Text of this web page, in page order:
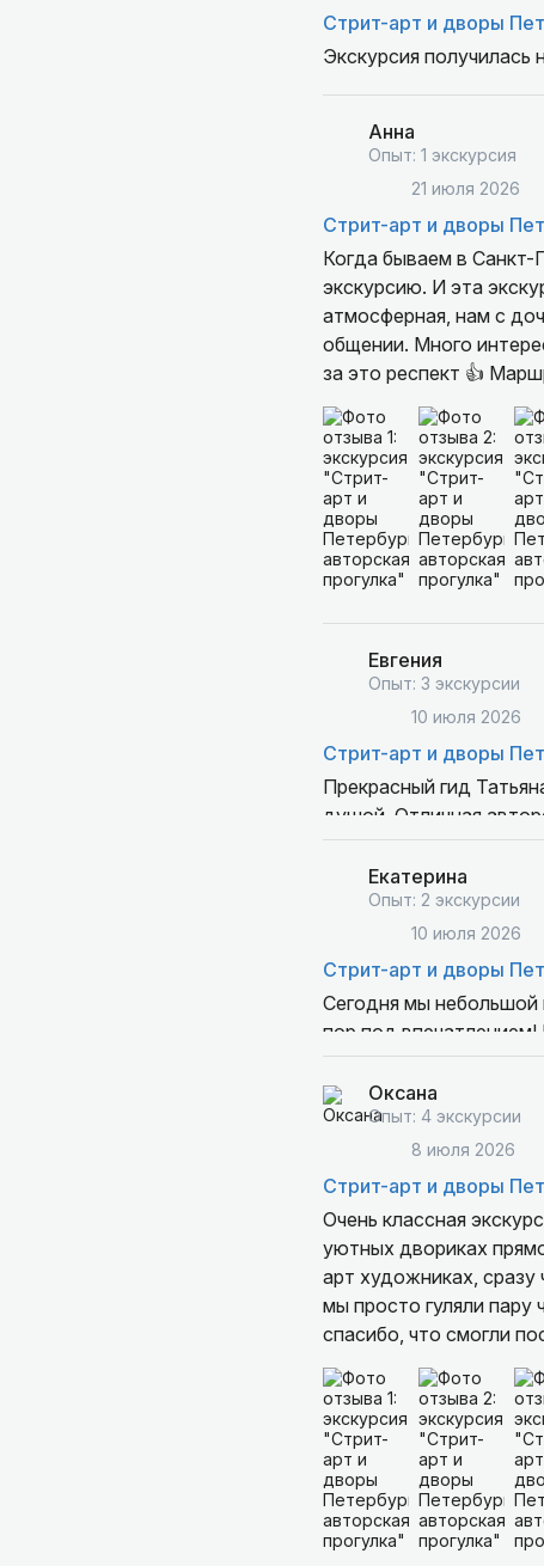
Стрит-арт и дворы
Экскурсия получилась
Анна
Опыт: 1 экскурсия
21 июля 2026
Стрит-арт и дворы
Когда бываем в Санкт-
экскурсию. И эта
атмосферная, нам с дочерью очень
общении. Много
за это респект 👍
то и дело шли, было
за углом 😊 этот
ожидания)
Так что если вы были
Не пожалеете, это
Татьяне большое
Евгения
Опыт: 3 экскурсии
10 июля 2026
Стрит-арт и дворы
Прекрасный гид
душой. Отличная
получили массу
вдохновения,
одного из тысяч
Екатерина
Опыт: 2 экскурсии
10 июля 2026
Стрит-арт и дворы
Сегодня мы небольшой
пор под
обычно остаются за
новой стороны: в этих
Отдельная
подстроилась под
успевала отвечать на
Чувствуется, что
Прогулка подойдёт
спасибо Татьяне,что
Оксана
Опыт: 4 экскурсии
8 июля 2026
Стрит-арт и дворы
Очень классная
уютных двориках
арт художниках, сразу
мы просто гуляли